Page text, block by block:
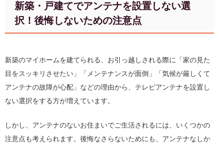
新築・戸建てでアンテナを設置しない選
択！後悔しないための注意点
新築のマイホームを建てられる、お引っ越しされる際に「家の見た
目をスッキリさせたい」「メンテナンスが面倒」「気候が厳しくて
アンテナの故障が心配」などの理由から、テレビアンテナを設置し
ない選択をする方が増えています。
しかし、アンテナのないお住まいでご生活されるには、いくつかの
注意点も考えられます。後悔なさらないためにも、アンテナなしか